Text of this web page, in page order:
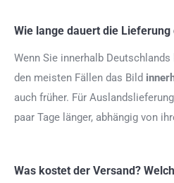
Wie lange dauert die Lieferung
Wenn Sie innerhalb
den meisten Fällen das Bild
auch früher. Für
paar Tage länger, abhängig von
Was kostet der Versand?